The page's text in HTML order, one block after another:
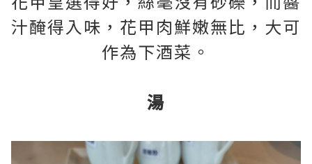
汁醃得入味，花甲肉鮮嫩無比，大可
作為下酒菜。
湯